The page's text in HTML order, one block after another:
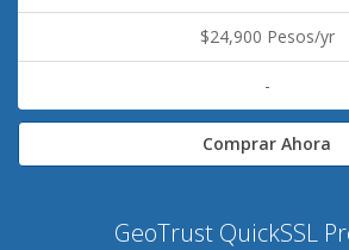
$24,900 Pesos/yr
-
Comprar Ahora
GeoTrust QuickSSL